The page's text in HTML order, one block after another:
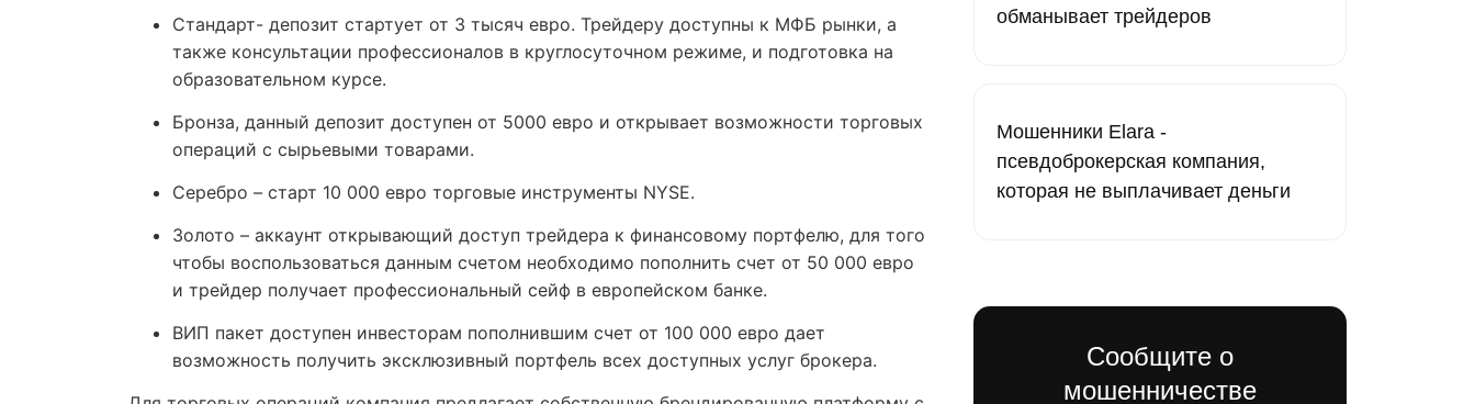
Стандарт- депозит стартует от 3 тысяч евро. Трейдеру доступны к МФБ рынки, а
также консультации профессионалов в круглосуточном режиме, и подготовка на
образовательном курсе.
Бронза, данный депозит доступен от 5000 евро и открывает возможности торговых
операций с сырьевыми товарами.
Серебро – старт 10 000 евро торговые инструменты NYSE.
Золото – аккаунт открывающий доступ трейдера к финансовому портфелю, для того
чтобы воспользоваться данным счетом необходимо пополнить счет от 50 000 евро
и трейдер получает профессиональный сейф в европейском банке.
ВИП пакет доступен инвесторам пополнившим счет от 100 000 евро дает
возможность получить эксклюзивный портфель всех доступных услуг брокера.
обманывает трейдеров
Мошенники Elara -
псевдоброкерская компания,
которая не выплачивает деньги
Сообщите о
мошенничестве